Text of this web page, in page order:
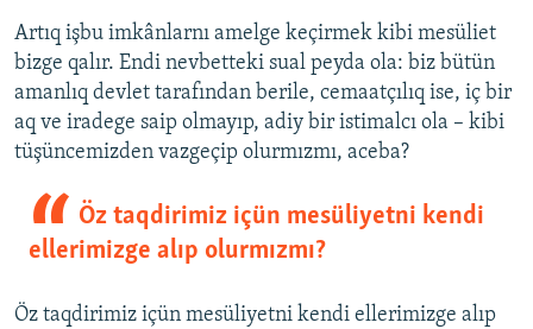
Artıq işbu imkânlarnı amelge keçirmek kibi mesüliet
bizge qalır. Endi nevbetteki sual peyda ola: biz bütün
amanlıq devlet tarafından berile, cemaatçılıq ise, iç bir
aq ve iradege saip olmayıp, adiy bir istimalcı ola – kibi
tüşüncemizden vazgeçip olurmızmı, aceba?
Öz taqdirimiz içün mesüliyetni kendi
ellerimizge alıp olurmızmı?
Öz taqdirimiz içün mesüliyetni kendi ellerimizge alıp